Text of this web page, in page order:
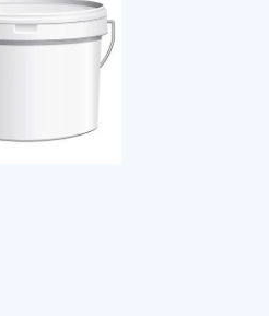
filtration
variable